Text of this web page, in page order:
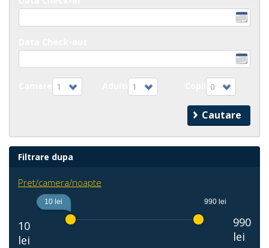
1 1 0
Filtrare dupa
Pret/camera/noapte
10
lei
10 lei 990 lei
990
lei